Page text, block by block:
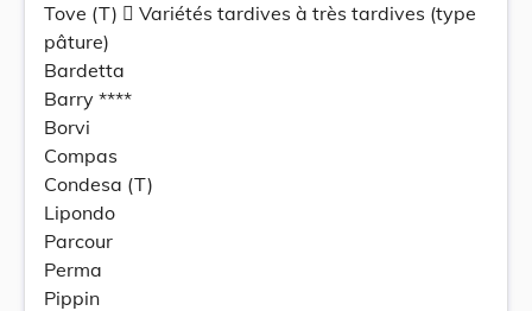
Tove (T)  Variétés tardives à très tardives (type
pâture)
Bardetta
Barry ****
Borvi
Compas
Condesa (T)
Lipondo
Parcour
Perma
Pippin